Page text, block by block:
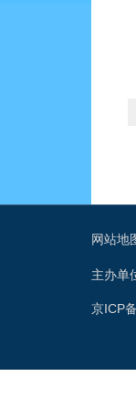
网站地
主办单
京ICP